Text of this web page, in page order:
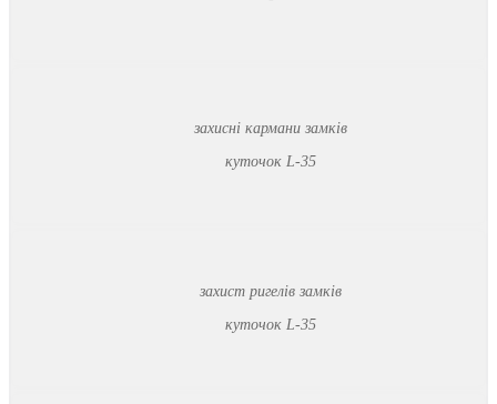
захисні кармани замків
куточок L-35
захист ригелів замків
куточок L-35